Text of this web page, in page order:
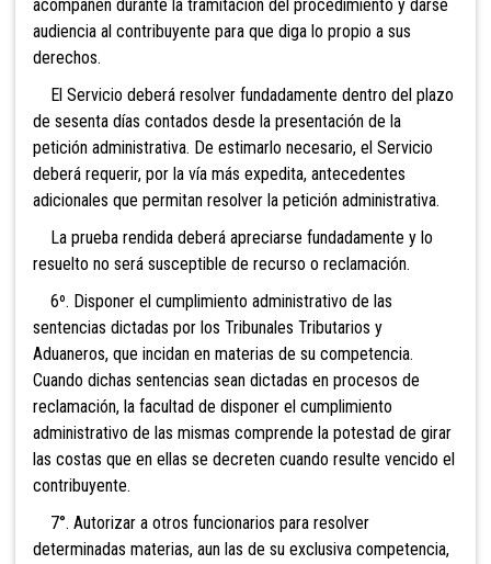
acompañen durante la tramitación del procedimiento y darse
audiencia al contribuyente para que diga lo propio a sus
derechos.
El Servicio deberá resolver fundadamente dentro del plazo
de sesenta días contados desde la presentación de la
petición administrativa. De estimarlo necesario, el Servicio
deberá requerir, por la vía más expedita, antecedentes
adicionales que permitan resolver la petición administrativa.
La prueba rendida deberá apreciarse fundadamente y lo
resuelto no será susceptible de recurso o reclamación.
6º. Disponer el cumplimiento administrativo de las
sentencias dictadas por los Tribunales Tributarios y
Aduaneros, que incidan en materias de su competencia.
Cuando dichas sentencias sean dictadas en procesos de
reclamación, la facultad de disponer el cumplimiento
administrativo de las mismas comprende la potestad de girar
las costas que en ellas se decreten cuando resulte vencido el
contribuyente.
7°. Autorizar a otros funcionarios para resolver
determinadas materias, aun las de su exclusiva competencia,